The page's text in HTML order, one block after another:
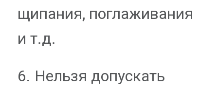
щипания, поглаживания
и т.д.
6. Нельзя допускать